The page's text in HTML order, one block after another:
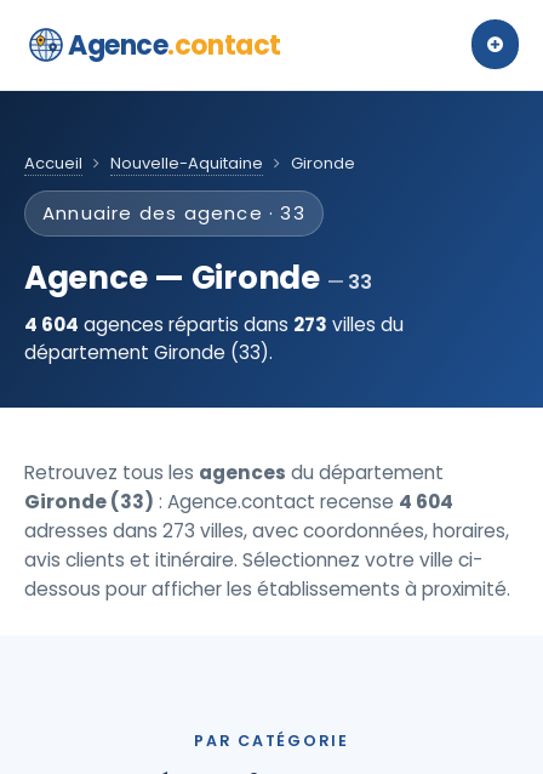
Agence.contact
Accueil Nouvelle-Aquitaine Gironde
Annuaire des agence · 33
Agence — Gironde
33
4 604 agences répartis dans 273 villes du
département Gironde (33).
Retrouvez tous les agences du département
Gironde (33) : Agence.contact recense 4 604
adresses dans 273 villes, avec coordonnées, horaires,
avis clients et itinéraire. Sélectionnez votre ville ci-
dessous pour afficher les établissements à proximité.
PAR CATÉGORIE